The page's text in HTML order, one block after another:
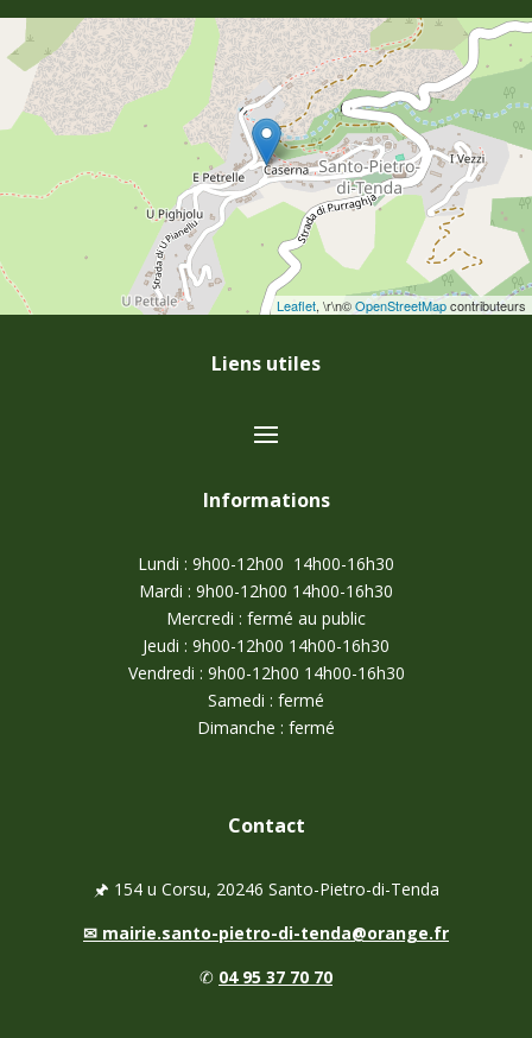
Leaflet, \r\n©OpenStreetMapcontributeurs
Liens utiles
Informations
Lundi : 9h00-12h00 14h00-16h30
Mardi : 9h00-12h00 14h00-16h30
Mercredi : fermé au public
Jeudi : 9h00-12h00 14h00-16h30
Vendredi : 9h00-12h00 14h00-16h30
Samedi : fermé
Dimanche : fermé
Contact
🖈 154 u Corsu, 20246 Santo-Pietro-di-Tenda
✉ mairie.santo-pietro-di-tenda@orange.fr
✆ 04 95 37 70 70